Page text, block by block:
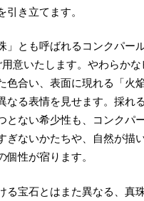
引き立てます。
」とも呼ばれるコンクパー
意いたします。やわらか
色合い、表面に現れる「火
なる表情を見せます。採れ
とない希少性も、コンクパ
ぎないかたちや、自然が描
個性が宿ります。
る宝石とはまた異なる、真